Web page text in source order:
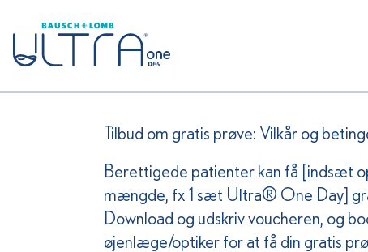
Tilbud om gratis prøve: Vilkår og
Berettigede patienter kan få [indsæt
mængde, fx 1 sæt Ultra® One Day]
Download og udskriv voucheren, og
øjenlæge/optiker for at få din gratis